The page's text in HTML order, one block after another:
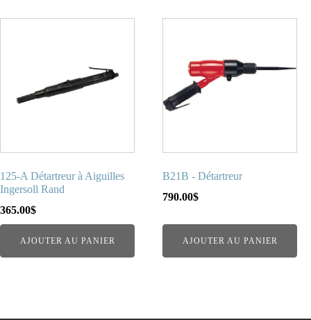
125-A Détartreur à Aiguilles
Ingersoll Rand
365.00$
AJOUTER AU PANIER
B21B - Détartreur
790.00$
AJOUTER AU PANIER